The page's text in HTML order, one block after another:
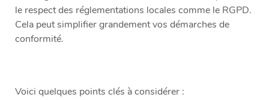
le respect des réglementations locales comme le RGPD.
Cela peut simplifier grandement vos démarches de
conformité.
Voici quelques points clés à considérer :